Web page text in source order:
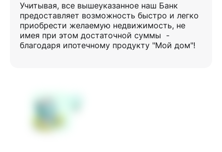
Учитывая, все вышеуказанное наш Банк
предоставляет возможность быстро и легко
приобрести желаемую недвижимость, не
имея при этом достаточной суммы -
благодаря ипотечному продукту "Мой дом"!